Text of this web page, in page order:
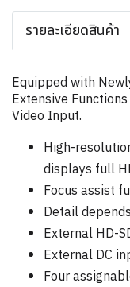
รายละเอียดสินค้า
Equipped with
Extensive
Video Input.
High-
displays full
Focus assist
Detail
External HD-
External DC
Four